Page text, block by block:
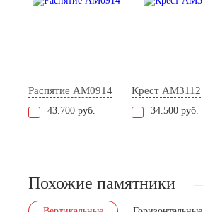
Распятие AM0914
43.700 руб.
Крест AM3112
34.500 руб.
Похожие памятники